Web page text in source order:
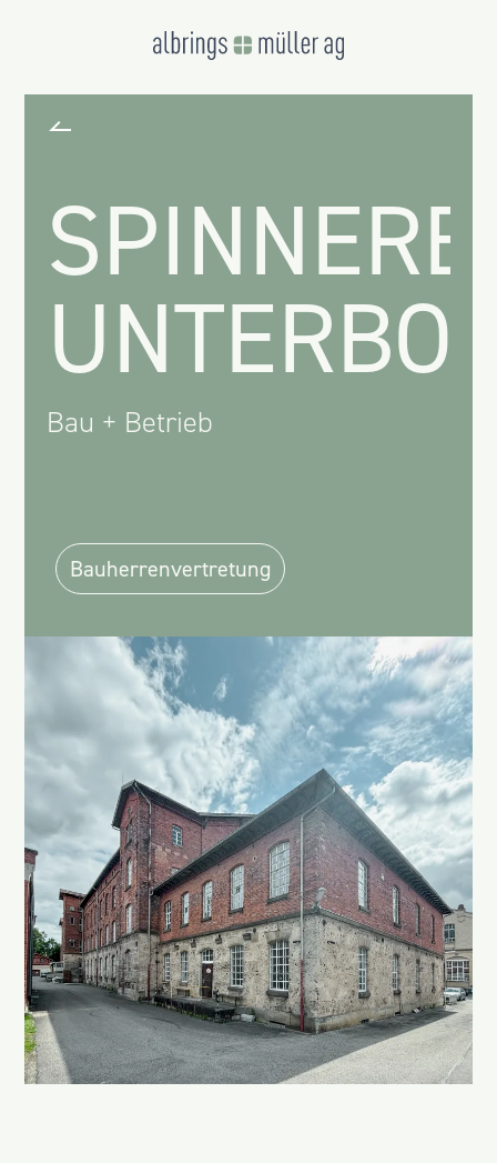
Bau + Betrieb
Bauherrenvertretung